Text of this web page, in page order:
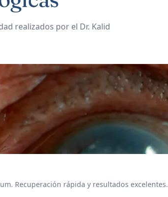
realizados por el Dr. Kalid
Recuperación rápida y resultados excelentes.